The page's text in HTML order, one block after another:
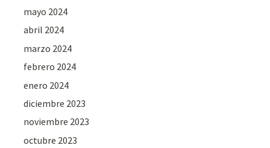
mayo 2024
abril 2024
marzo 2024
febrero 2024
enero 2024
diciembre 2023
noviembre 2023
octubre 2023